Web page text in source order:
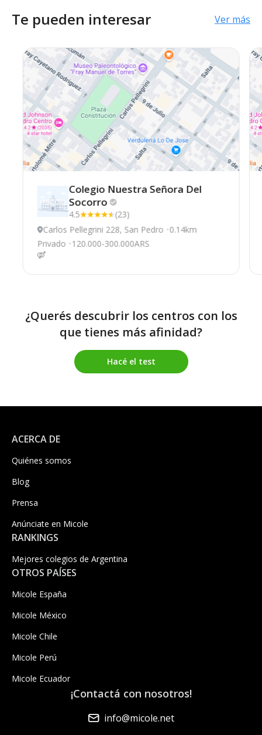
Te pueden interesar Ver más
Colegio Nuestra Señora Del
Socorro
4.5
(23)
Carlos Pellegrini 228, San Pedro 0.14km
Privado
120.000-300.000ARS
¿Querés descubrir los centros con los
que tienes más afinidad?
Hacé el test
ACERCA DE
Quiénes somos
Blog
Prensa
Anúnciate en Micole
RANKINGS
Mejores colegios de Argentina
OTROS PAÍSES
Micole España
Micole México
Micole Chile
Micole Perú
Micole Ecuador
¡Contactá con nosotros!
info@micole.net